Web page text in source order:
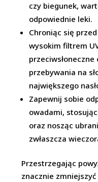
czy biegunek,
odpowiednie leki.
Chroniąc się
wysokim filtrem
przeciwsłoneczne
przebywania na
największego
Zapewnij sobie
owadami,
oraz nosząc
zwłaszcza
Przestrzegając
znacznie